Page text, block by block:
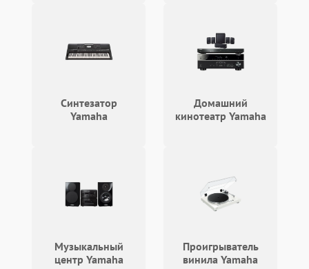
защиты от перегрева
Подробнее →
перенапряжения
Повреждение системы
защиты от перегрузок
Подробнее →
защиты от перегрева
Синтезатор
Yamaha
Домашний
кинотеатр Yamaha
Музыкальный
центр Yamaha
Проигрыватель
винила Yamaha